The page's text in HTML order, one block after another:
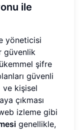
ile
yöneticisi
güvenlik
şifre
güvenli
ve kişisel
çıkması
izleme gibi
genellikle,